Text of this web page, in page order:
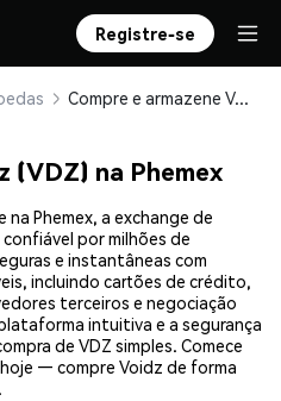
Registre-se
Compre e armazene Voidz (VDZ) com segurança
(VDZ) na Phemex
Phemex, a exchange de
por milhões de
e instantâneas com
incluindo cartões de crédito,
terceiros e negociação
intuitiva e a segurança
de VDZ simples. Comece
— compre Voidz de forma